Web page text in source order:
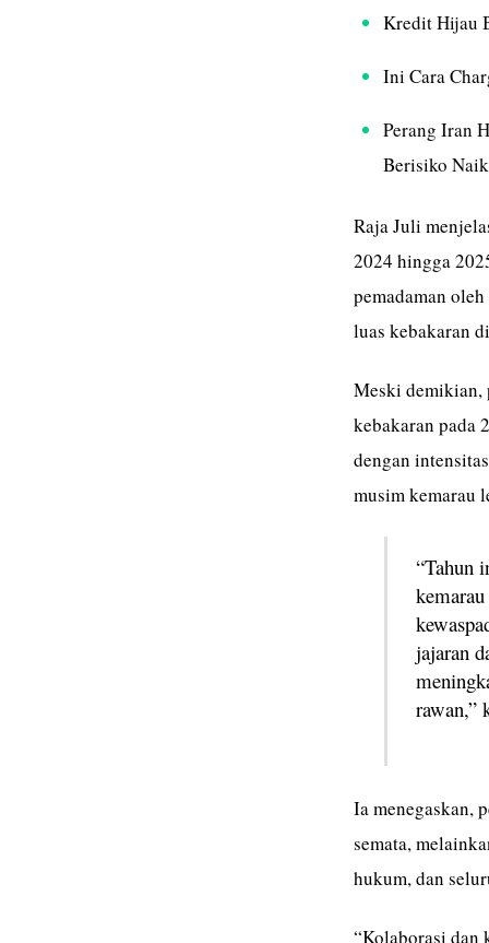
Kredit Hijau
Ini Cara
Perang Iran
Berisiko Naik
Raja Juli
2024 hingga
pemadaman
luas kebakaran
Meski demikian,
kebakaran pada
dengan
musim kemarau
“Tahun
jajaran
rawan,”
Ia menegaskan,
semata,
hukum, dan
“Kolaborasi dan